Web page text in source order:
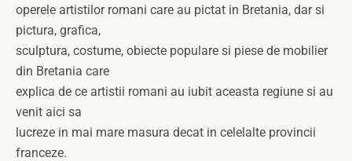
operele artistilor romani care au pictat in Bretania, dar si
pictura, grafica,
sculptura, costume, obiecte populare si piese de mobilier
din Bretania care
explica de ce artistii romani au iubit aceasta regiune si au
venit aici sa
lucreze in mai mare masura decat in celelalte provincii
franceze.